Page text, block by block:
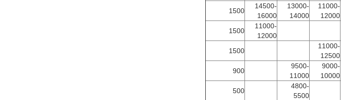
11000-
12000
13000-
14000
14500-
16000
1500
11000-
12000
1500
11000-
12500
1500
9000-
10000
9500-
11000
900
4800-
5500
500